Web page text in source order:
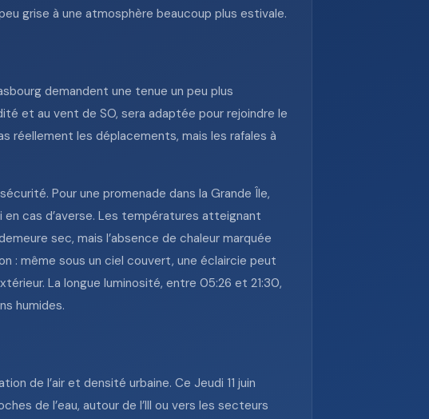
grise à une atmosphère beaucoup plus estivale.
demandent une tenue un peu plus
et au vent de SO, sera adaptée pour rejoindre le
réellement les déplacements, mais les rafales à
Pour une promenade dans la Grande Île,
cas d’averse. Les températures atteignant
sec, mais l’absence de chaleur marquée
: même sous un ciel couvert, une éclaircie peut
La longue luminosité, entre 05:26 et 21:30,
humides.
de l’air et densité urbaine. Ce Jeudi 11 juin
de l’eau, autour de l’Ill ou vers les secteurs